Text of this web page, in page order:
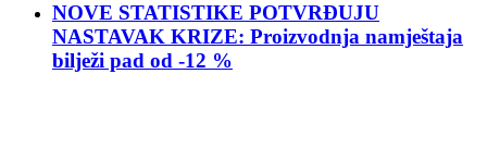
NOVE STATISTIKE POTVRĐUJU
NASTAVAK KRIZE: Proizvodnja namještaja
bilježi pad od -12 %